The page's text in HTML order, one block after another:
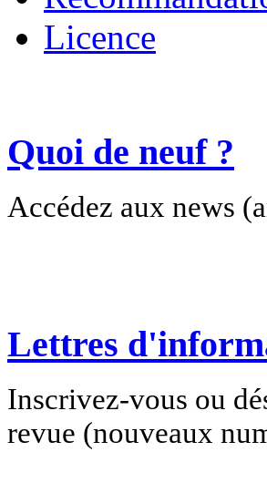
Licence
Quoi de neuf ?
Accédez aux news
Lettres
Inscrivez-vous ou
revue (nouveaux